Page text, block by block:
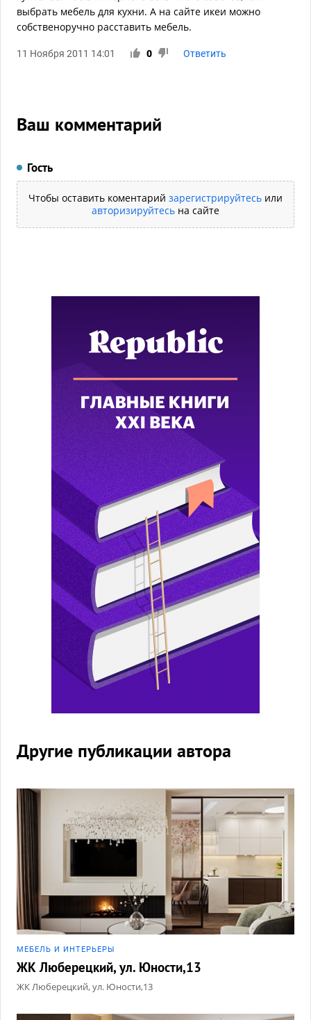
выбрать мебель для кухни. А на сайте икеи можно
собственоручно расставить мебель.
11 Ноября 2011 14:01 0 Ответить
Ваш комментарий
Гость
Чтобы оставить коментарий зарегистрируйтесь или
авторизируйтесь на сайте
Другие публикации автора
МЕБЕЛЬ И ИНТЕРЬЕРЫ
ЖК Люберецкий, ул. Юности,13
ЖК Люберецкий, ул. Юности,13